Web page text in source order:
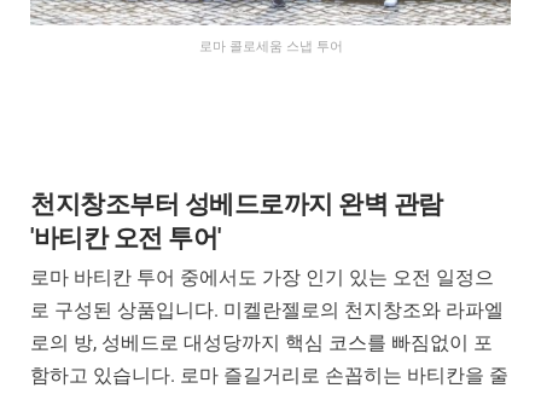
로마 콜로세움 스냅 투어
천지창조부터 성베드로까지 완벽 관람
'바티칸 오전 투어'
로마 바티칸 투어 중에서도 가장 인기 있는 오전 일정으
로 구성된 상품입니다. 미켈란젤로의 천지창조와 라파엘
로의 방, 성베드로 대성당까지 핵심 코스를 빠짐없이 포
함하고 있습니다. 로마 즐길거리로 손꼽히는 바티칸을 줄